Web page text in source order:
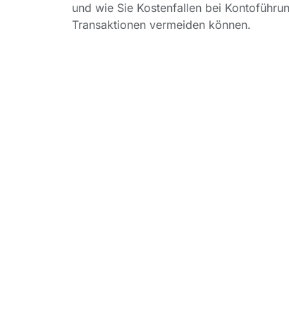
und wie Sie Kostenfallen bei
Transaktionen vermeiden können.